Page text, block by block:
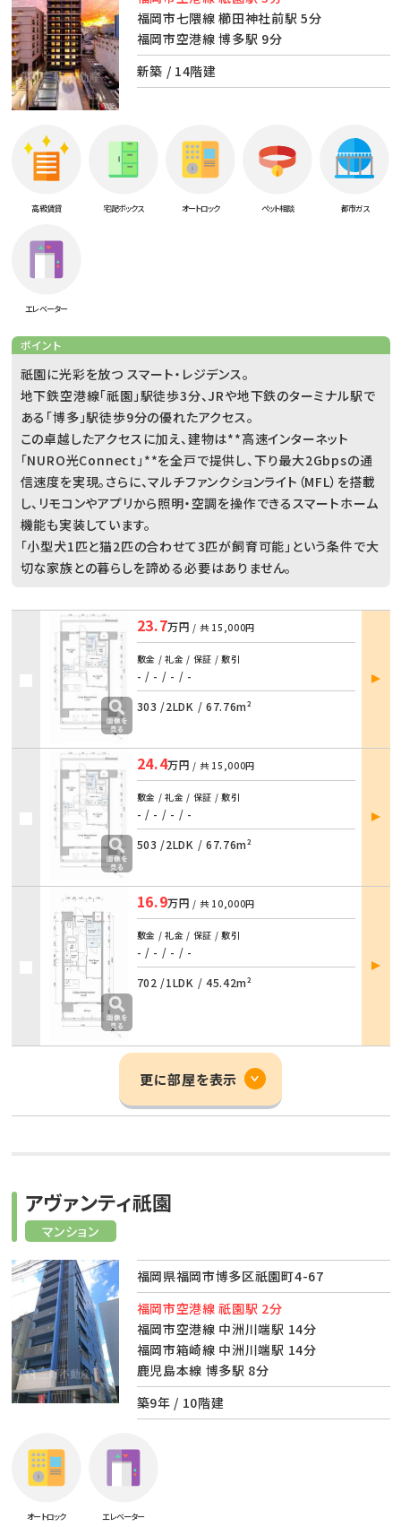
福岡市七隈線 櫛田神社前駅 5分
福岡市空港線 博多駅 9分
新築 / 14階建
高級賃貸 宅配ボックス オートロック ペット相談 都市ガス
エレベーター
ポイント
祇園に光彩を放つ スマート・レジデンス。
地下鉄空港線「祇園」駅徒歩3分、JRや地下鉄のターミナル駅で
ある「博多」駅徒歩9分の優れたアクセス。
この卓越したアクセスに加え、建物は**高速インターネット
「NURO光Connect」**を全戸で提供し、下り最大2Gbpsの通
信速度を実現。さらに、マルチファンクションライト（MFL）を搭載
し、リモコンやアプリから照明・空調を操作できるスマートホーム
機能も実装しています。
「小型犬1匹と猫2匹の合わせて3匹が飼育可能」という条件で大
切な家族との暮らしを諦める必要はありません。
23.7万円 / 共 15,000円
敷金 / 礼金 / 保証 / 敷引
- / - / - / -
303 /2LDK / 67.76m²
部屋
詳細
24.4万円 / 共 15,000円
敷金 / 礼金 / 保証 / 敷引
- / - / - / -
503 /2LDK / 67.76m²
部屋
詳細
16.9万円 / 共 10,000円
敷金 / 礼金 / 保証 / 敷引
- / - / - / -
702 /1LDK / 45.42m²
部屋
詳細
更に部屋を表示
マンション
アヴァンティ祇園
福岡県福岡市博多区祇園町4-67
福岡市空港線 祇園駅 2分
福岡市空港線 中洲川端駅 14分
福岡市箱崎線 中洲川端駅 14分
鹿児島本線 博多駅 8分
築9年 / 10階建
オートロック エレベーター